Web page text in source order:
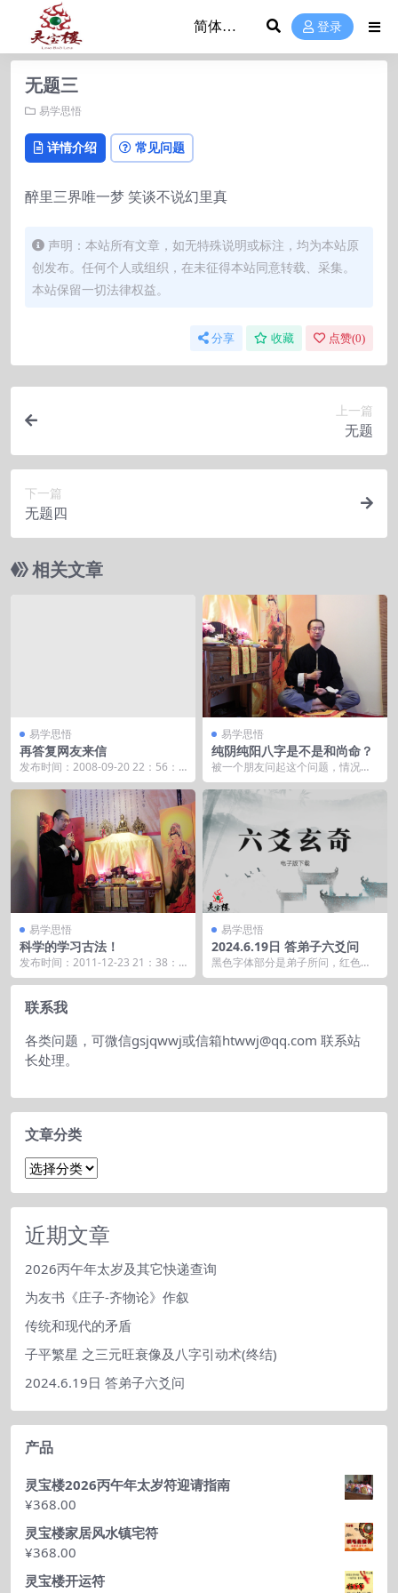
登录
无题三
易学思悟
详情介绍 常见问题
醉里三界唯一梦 笑谈不说幻里真
声明：本站所有文章，如无特殊说明或标注，均为本站原
创发布。任何个人或组织，在未征得本站同意转载、采集。
本站保留一切法律权益。
分享 收藏 点赞(0)
上一篇
无题
下一篇
无题四
相关文章
易学思悟
再答复网友来信
发布时间：2008-09-20 22：56：0
9 你好： &nbs...
易学思悟
纯阴纯阳八字是不是和尚命？
被一个朋友问起这个问题，情况特
殊，我必须回复，写了一堆，写完
又舍不得了，自己的文...
易学思悟
科学的学习古法！
发布时间：2011-12-23 21：38：5
6 如何学好数术？那么我认为第一
个...
易学思悟
2024.6.19日 答弟子六爻问
黑色字体部分是弟子所问，红色字
体部分是批复。 占：中专女生姜萍
参加数学竞赛取得好...
联系我
各类问题，可微信gsjqwwj或信箱htwwj@qq.com 联系站
长处理。
文章分类
文
分
类
近期文章
2026丙午年太岁及其它快递查询
为友书《庄子-齐物论》作叙
传统和现代的矛盾
子平繁星 之三元旺衰像及八字引动术(终结)
2024.6.19日 答弟子六爻问
产品
灵宝楼2026丙午年太岁符迎请指南
¥368.00
灵宝楼家居风水镇宅符
¥368.00
灵宝楼开运符